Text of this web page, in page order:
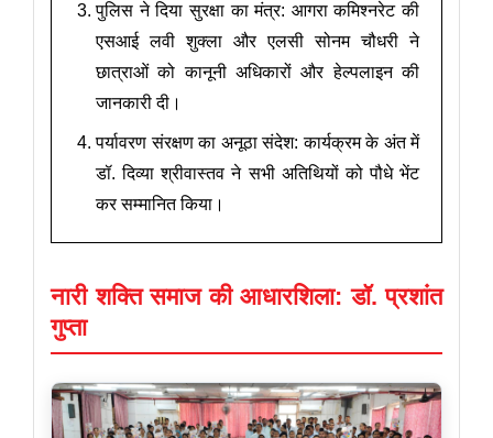
पुलिस ने दिया सुरक्षा का मंत्र: आगरा कमिश्नरेट की
एसआई लवी शुक्ला और एलसी सोनम चौधरी ने
छात्राओं को कानूनी अधिकारों और हेल्पलाइन की
जानकारी दी।
पर्यावरण संरक्षण का अनूठा संदेश: कार्यक्रम के अंत में
डॉ. दिव्या श्रीवास्तव ने सभी अतिथियों को पौधे भेंट
कर सम्मानित किया।
नारी शक्ति समाज की आधारशिला: डॉ. प्रशांत
गुप्ता